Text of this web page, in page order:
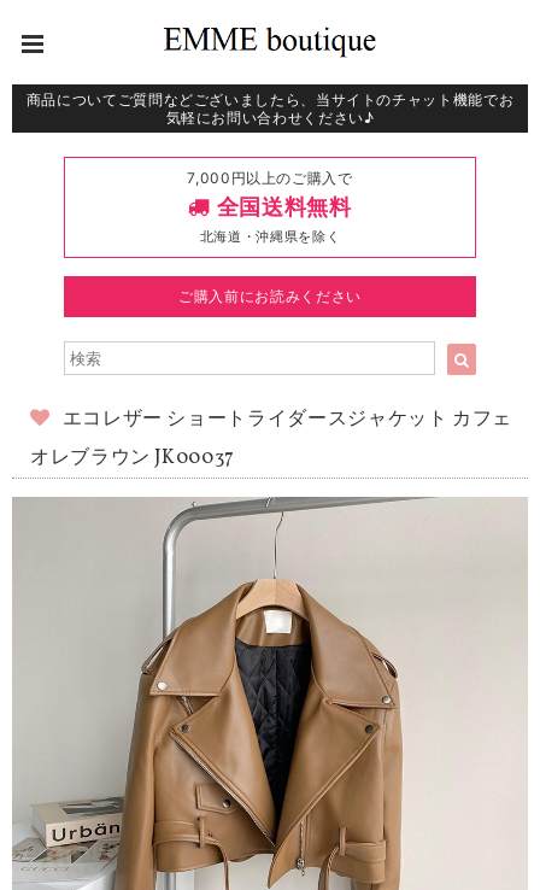
商品についてご質問などございましたら、当サイトのチャット機能でお
気軽にお問い合わせください♪
7,000円以上のご購入で
全国送料無料
北海道・沖縄県を除く
ご購入前にお読みください
エコレザー ショートライダースジャケット カフェ
オレブラウン JK00037